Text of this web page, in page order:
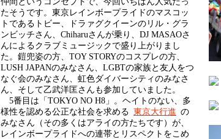
たそうです。東京レインボープライドのマスコッ
トであるトビー、ドラァグクイーンのリル・グラ
ンビッチさん、Chiharuさんが乗り、DJ MASAOさ
んによるクラブミュージックで盛り上がりまし
た。鎧兜姿の方、TOY STORYのコスプレの方、
LUSH JAPANのみなさん、LGBTの家族と友人をつ
なぐ会のみなさん、虹色ダイバーシティのみなさ
ん、そして乙武洋匡さんも参加していました。
5番目は「TOKYO NO H8」。ヘイトのない、多
様性を認める公正な社会を求める 東京大行進 の
みなさん（その多くはアライの方たちです）が、
レインボープライドへの連帯とリスペクトをこめ